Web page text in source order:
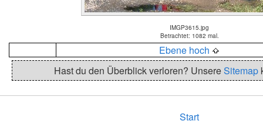
IMGP3615.jpg
Betrachtet: 1082 mal.
Ebene hoch
Hast du den Überblick verloren? UnsereSitemap
Start